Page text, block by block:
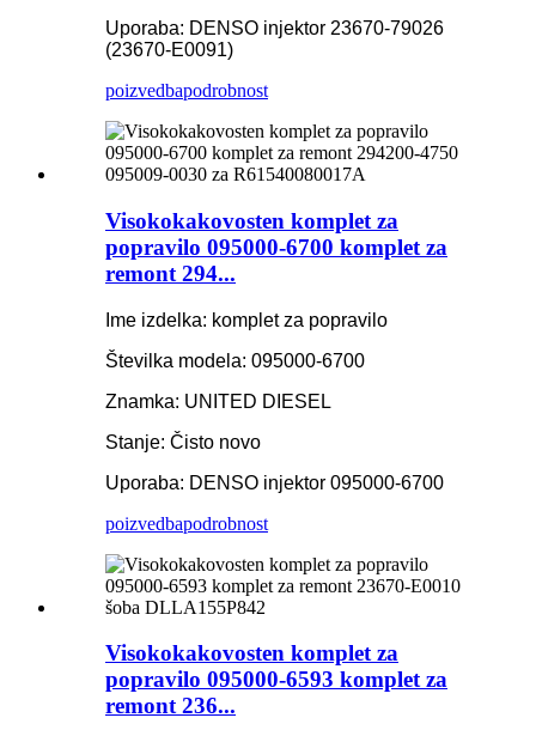
Uporaba: DENSO injektor 23670-79026
(23670-E0091)
poizvedbapodrobnost
Visokokakovosten komplet za
popravilo 095000-6700 komplet za
remont 294...
Ime izdelka: komplet za popravilo
Številka modela: 095000-6700
Znamka: UNITED DIESEL
Stanje: Čisto novo
Uporaba: DENSO injektor 095000-6700
poizvedbapodrobnost
Visokokakovosten komplet za
popravilo 095000-6593 komplet za
remont 236...